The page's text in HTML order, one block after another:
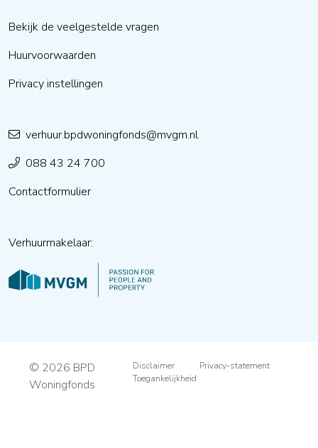
Bekijk de veelgestelde vragen
Huurvoorwaarden
Privacy instellingen
verhuur.bpdwoningfonds@mvgm.nl
088 43 24 700
Contactformulier
Verhuurmakelaar:
© 2026 BPD
Woningfonds
Disclaimer
Privacy-statement
Toegankelijkheid